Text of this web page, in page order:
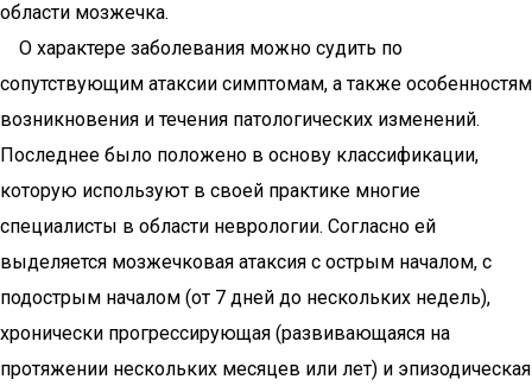
области мозжечка.
О характере заболевания можно судить по
сопутствующим атаксии симптомам, а также особенностям
возникновения и течения патологических изменений.
Последнее было положено в основу классификации,
которую используют в своей практике многие
специалисты в области неврологии. Согласно ей
выделяется мозжечковая атаксия с острым началом, с
подострым началом (от 7 дней до нескольких недель),
хронически прогрессирующая (развивающаяся на
протяжении нескольких месяцев или лет) и эпизодическая